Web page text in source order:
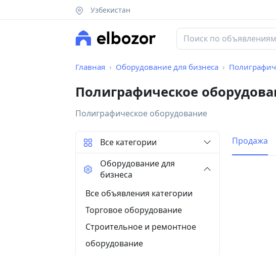
Узбекистан
Главная Оборудование для бизнеса
Полиграфическое
Полиграфическое оборудование
Продажа
Все категории
Оборудование для
бизнеса
Все объявления категории
Торговое оборудование
Строительное и ремонтное
оборудование